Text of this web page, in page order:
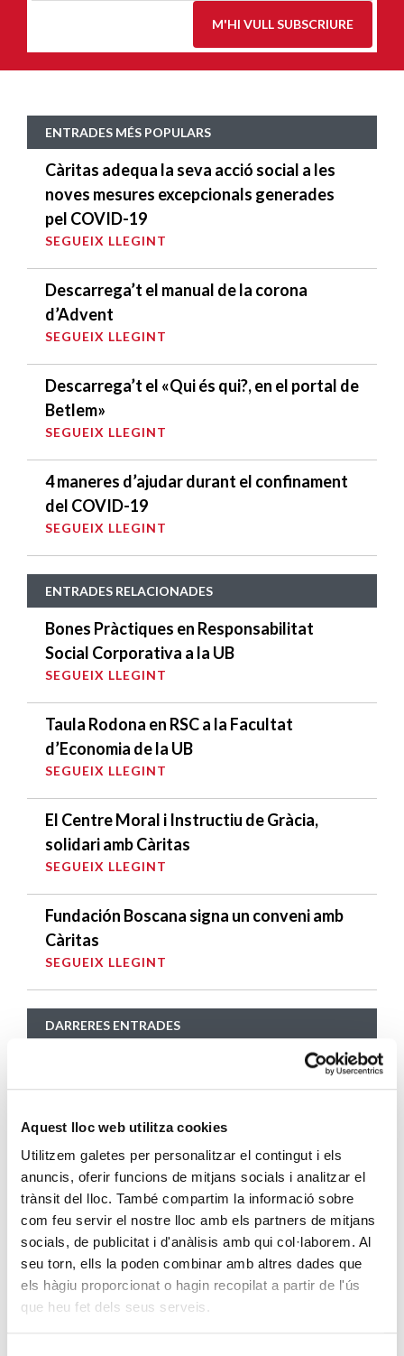
Aquest lloc web utilitza cookies
Utilitzem galetes per personalitzar el contingut i els
anuncis, oferir funcions de mitjans socials i analitzar el
trànsit del lloc. També compartim la informació sobre
com feu servir el nostre lloc amb els partners de mitjans
socials, de publicitat i d'anàlisis amb qui col·laborem. Al
seu torn, ells la poden combinar amb altres dades que
els hàgiu proporcionat o hagin recopilat a partir de l'ús
que heu fet dels seus serveis.
M'HI VULL SUBSCRIURE
ENTRADES MÉS POPULARS
Càritas adequa la seva acció social a les
noves mesures excepcionals generades
pel COVID-19
SEGUEIX LLEGINT
Descarrega’t el manual de la corona
d’Advent
SEGUEIX LLEGINT
Descarrega’t el «Qui és qui?, en el portal de
Betlem»
SEGUEIX LLEGINT
4 maneres d’ajudar durant el confinament
del COVID-19
SEGUEIX LLEGINT
ENTRADES RELACIONADES
Bones Pràctiques en Responsabilitat
Social Corporativa a la UB
SEGUEIX LLEGINT
Taula Rodona en RSC a la Facultat
d’Economia de la UB
SEGUEIX LLEGINT
El Centre Moral i Instructiu de Gràcia,
solidari amb Càritas
SEGUEIX LLEGINT
Fundación Boscana signa un conveni amb
Càritas
SEGUEIX LLEGINT
DARRERES ENTRADES
Càritas expressa la seva preocupació per
la situació a Ceuta i fa una crida a la
SEGUEIX LLEGINT
Càritas Barcelona acompanya més de
4.100 persones en el dispositiu
extraordinari de regularització
SEGUEIX LLEGINT
La campana que canvia vides